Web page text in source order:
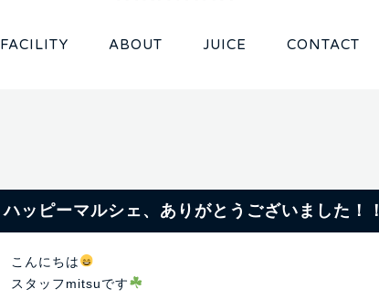
FACILITY ABOUT JUICE CONTACT
ハッピーマルシェ、ありがとうございました！！
こんにちは
スタッフmitsuです